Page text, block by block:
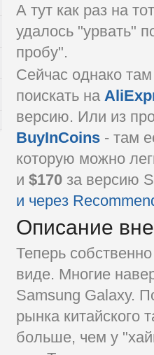
А тут как раз на
удалось "урвать"
пробу".
Сейчас однако
поискать на
версию. Или из
BuyInCoins - там
которую можно
и $170 за версию
и через
Описание
Теперь
виде. Многие
Samsung Galaxy.
рынка китайского
больше, чем у